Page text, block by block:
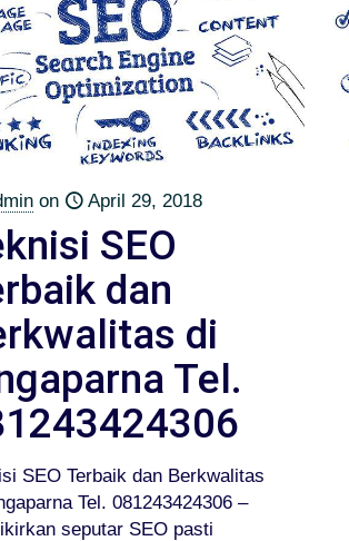
on April 29, 2018
SEO
dan
di
Tel.
SEO Terbaik dan Berkwalitas
Tel. 081243424306 –
seputar SEO pasti